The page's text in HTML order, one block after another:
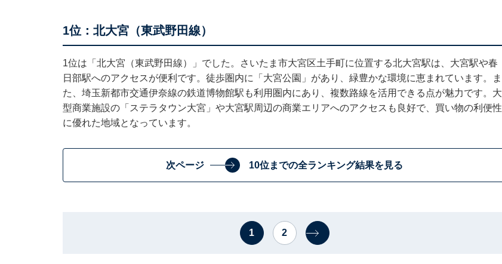
1位：北大宮（東武野田線）
1位は「北大宮（東武野田線）」でした。さいたま市大宮区土手町に位置する北大宮駅は、大宮駅や春
日部駅へのアクセスが便利です。徒歩圏内に「大宮公園」があり、緑豊かな環境に恵まれています。ま
た、埼玉新都市交通伊奈線の鉄道博物館駅も利用圏内にあり、複数路線を活用できる点が魅力です。大
型商業施設の「ステラタウン大宮」や大宮駅周辺の商業エリアへのアクセスも良好で、買い物の利便性
に優れた地域となっています。
次ページ 10位までの全ランキング結果を見る
1 2